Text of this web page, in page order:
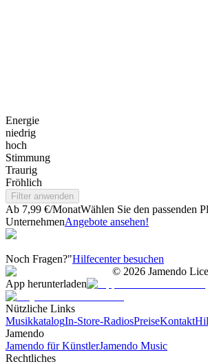
Energie
niedrig
hoch
Stimmung
Traurig
Fröhlich
Filter anwenden
Ab 7,99 €/MonatWählen Sie den passenden
UnternehmenAngebote ansehen!
Noch Fragen?"Hilfecenter besuchen
© 2026 Jamendo
App herunterladen
Nützliche Links
MusikkatalogIn-Store-RadiosPreiseKontakt
Jamendo
Jamendo für KünstlerJamendo Music
Rechtliches